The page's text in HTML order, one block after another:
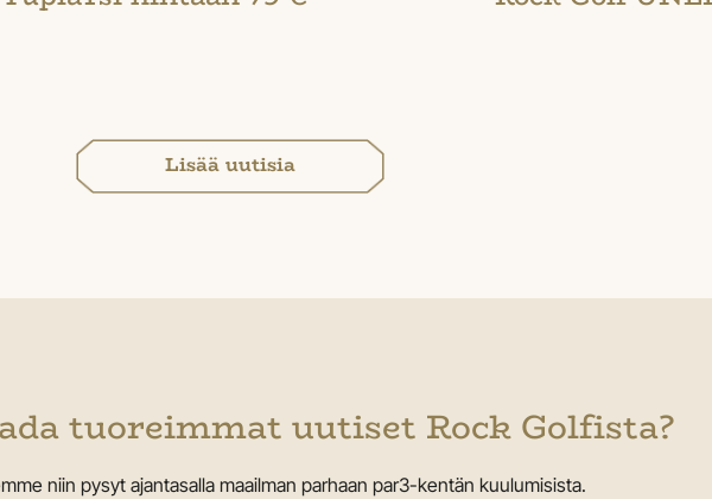
Lisää uutisia
tuoreimmat uutiset Rock Golfista?
niin pysyt ajantasalla maailman parhaan par3-kentän kuulumisista.